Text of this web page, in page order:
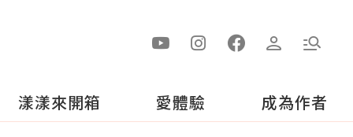
漾漾來開箱 愛體驗 成為作者